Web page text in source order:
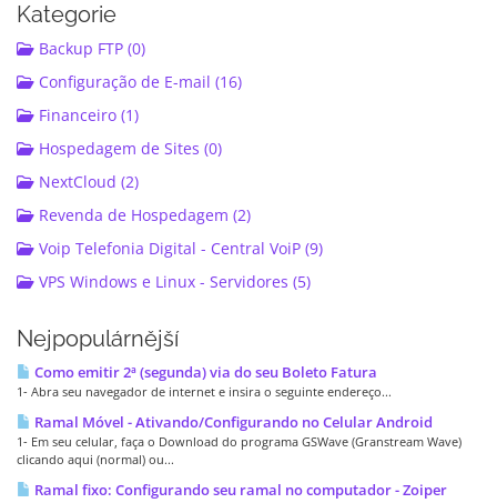
Kategorie
Backup FTP (0)
Configuração de E-mail (16)
Financeiro (1)
Hospedagem de Sites (0)
NextCloud (2)
Revenda de Hospedagem (2)
Voip Telefonia Digital - Central VoiP (9)
VPS Windows e Linux - Servidores (5)
Nejpopulárnější
Como emitir 2ª (segunda) via do seu Boleto Fatura
1- Abra seu navegador de internet e insira o seguinte endereço...
Ramal Móvel - Ativando/Configurando no Celular Android
1- Em seu celular, faça o Download do programa GSWave (Granstream Wave)
clicando aqui (normal) ou...
Ramal fixo: Configurando seu ramal no computador - Zoiper